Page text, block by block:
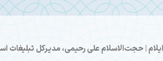
ایلام | حجت‌الاسلام علی رحیمی، مدیرکل تبلیغات